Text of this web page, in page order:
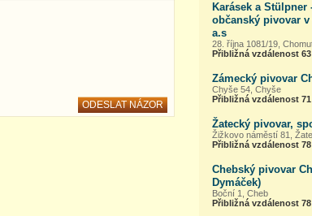
Karásek a Stülpner
občanský pivovar v
a.s
28. října 1081/19,
Přibližná vzdálenost 63
Zámecký pivovar
Chyše 54, Chyše
Přibližná vzdálenost 71
Žatecký pivovar,
Žižkovo náměstí 81,
Přibližná vzdálenost 78
Chebský pivovar
Dymáček)
Boční 1, Cheb
Přibližná vzdálenost 78